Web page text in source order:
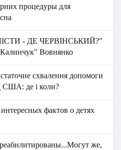
процедуры для
- ДЕ ЧЕРВІНСЬКИЙ?"
Вовнянко
схвалення допомоги
США: де і коли?
фактов о детях
же,